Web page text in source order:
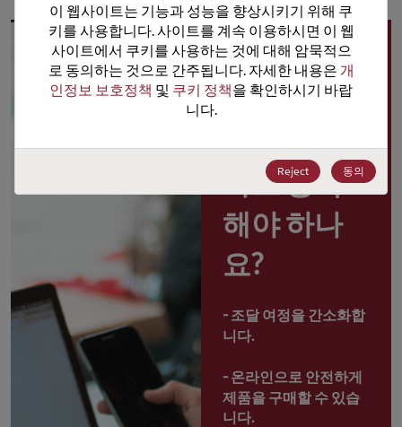
왜
Rochester
포털 사용
자로 등록
해야 하나
요?
- 조달 여정을 간소화합
니다.
- 온라인으로 안전하게
제품을 구매할 수 있습
니다.
이 웹사이트는 기능과 성능을 향상시키기 위해 쿠
키를 사용합니다. 사이트를 계속 이용하시면 이 웹
사이트에서 쿠키를 사용하는 것에 대해 암묵적으
로 동의하는 것으로 간주됩니다. 자세한 내용은 개
인정보 보호정책 및 쿠키 정책을 확인하시기 바랍
니다.
Reject 동의